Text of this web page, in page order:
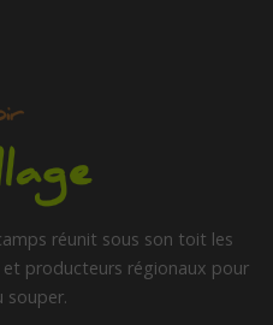
réunit sous son toit les
producteurs régionaux pour
souper.